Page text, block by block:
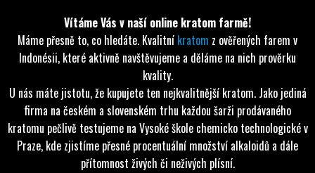
Vítáme Vás v naší online kratom farmě!
Máme přesně to, co hledáte. Kvalitní kratom z ověřených farem v
Indonésii, které aktivně navštěvujeme a děláme na nich prověrku
kvality.
U nás máte jistotu, že kupujete ten nejkvalitnější kratom. Jako jediná
firma na českém a slovenském trhu každou šarži prodávaného
kratomu pečlivě testujeme na Vysoké škole chemicko technologické v
Praze, kde zjistíme přesné procentuální množství alkaloidů a dále
přítomnost živých či neživých plísní.